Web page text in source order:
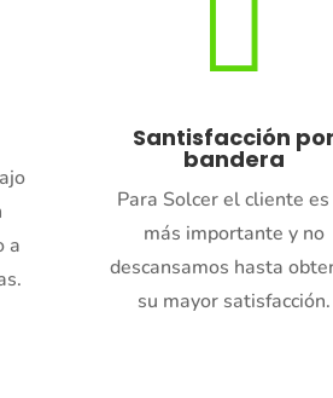
a

Santisfacción
bandera
Para Solcer el cliente
más importante y no
descansamos hasta
su mayor satisfacción.